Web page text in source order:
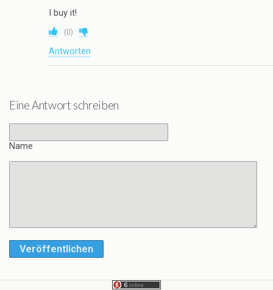
I buy it!
(0)
Antworten
Eine Antwort schreiben
Name
Veröffentlichen